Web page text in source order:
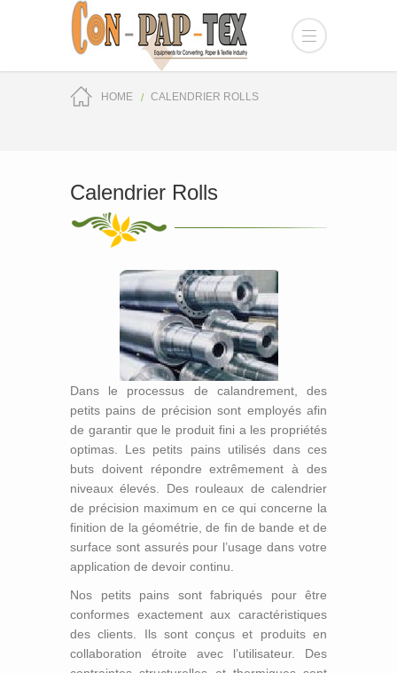
HOME CALENDRIER ROLLS
Calendrier Rolls
Dans le processus de calandrement, des
petits pains de précision sont employés afin
de garantir que le produit fini a les propriétés
optimas. Les petits pains utilisés dans ces
buts doivent répondre extrêmement à des
niveaux élevés. Des rouleaux de calendrier
de précision maximum en ce qui concerne la
finition de la géométrie, de fin de bande et de
surface sont assurés pour l’usage dans votre
application de devoir continu.
Nos petits pains sont fabriqués pour être
conformes exactement aux caractéristiques
des clients. Ils sont conçus et produits en
collaboration étroite avec l’utilisateur. Des